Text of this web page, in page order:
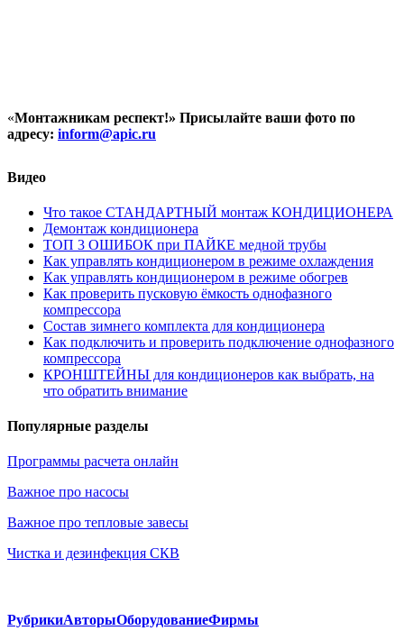
«Монтажникам респект!» Присылайте ваши фото по
адресу: inform@apic.ru
Видео
Что такое СТАНДАРТНЫЙ монтаж КОНДИЦИОНЕРА
Демонтаж кондиционера
ТОП 3 ОШИБОК при ПАЙКЕ медной трубы
Как управлять кондиционером в режиме охлаждения
Как управлять кондиционером в режиме обогрев
Как проверить пусковую ёмкость однофазного
компрессора
Состав зимнего комплекта для кондиционера
Как подключить и проверить подключение однофазного
компрессора
КРОНШТЕЙНЫ для кондиционеров как выбрать, на
что обратить внимание
Популярные разделы
Программы расчета онлайн
Важное про насосы
Важное про тепловые завесы
Чистка и дезинфекция СКВ
РубрикиАвторыОборудованиеФирмы